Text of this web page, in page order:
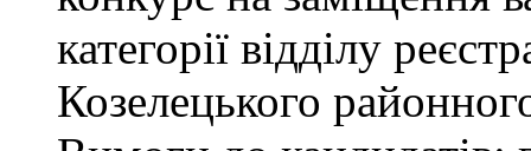
категорії відділу
Козелецького